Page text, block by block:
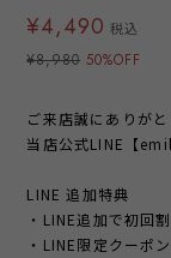
¥4,490 税込
¥8,980 50%OFF
ご来店誠にありがと
当店公式LINE【
LINE 追加特典
・LINE追加で初回
・LINE限定クーポン